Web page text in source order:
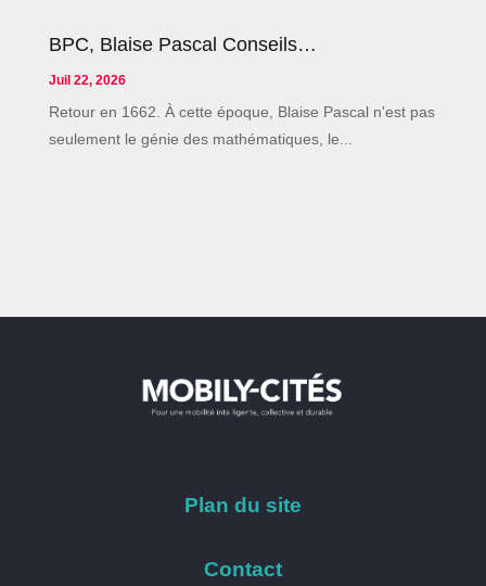
BPC, Blaise Pascal Conseils…
Juil 22, 2026
Retour en 1662. À cette époque, Blaise Pascal n'est pas
seulement le génie des mathématiques, le...
Plan du site
Contact